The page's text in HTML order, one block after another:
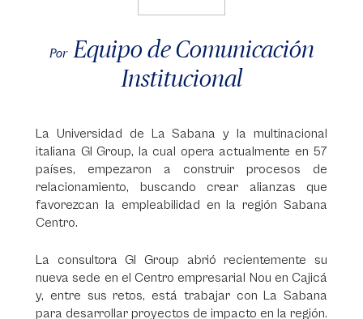
Por Equipo de Comunicación
Institucional
La Universidad de La Sabana y la multinacional
italiana GI Group, la cual opera actualmente en 57
países, empezaron a construir procesos de
relacionamiento, buscando crear alianzas que
favorezcan la empleabilidad en la región Sabana
Centro.
La consultora GI Group abrió recientemente su
nueva sede en el Centro empresarial Nou en Cajicá
y, entre sus retos, está trabajar con La Sabana
para desarrollar proyectos de impacto en la región.